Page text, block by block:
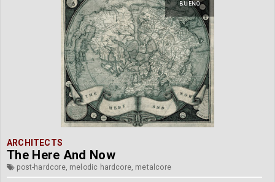
BUENO
ARCHITECTS
The Here And Now
post-hardcore, melodic hardcore, metalcore